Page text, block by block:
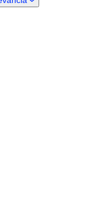
Técnica